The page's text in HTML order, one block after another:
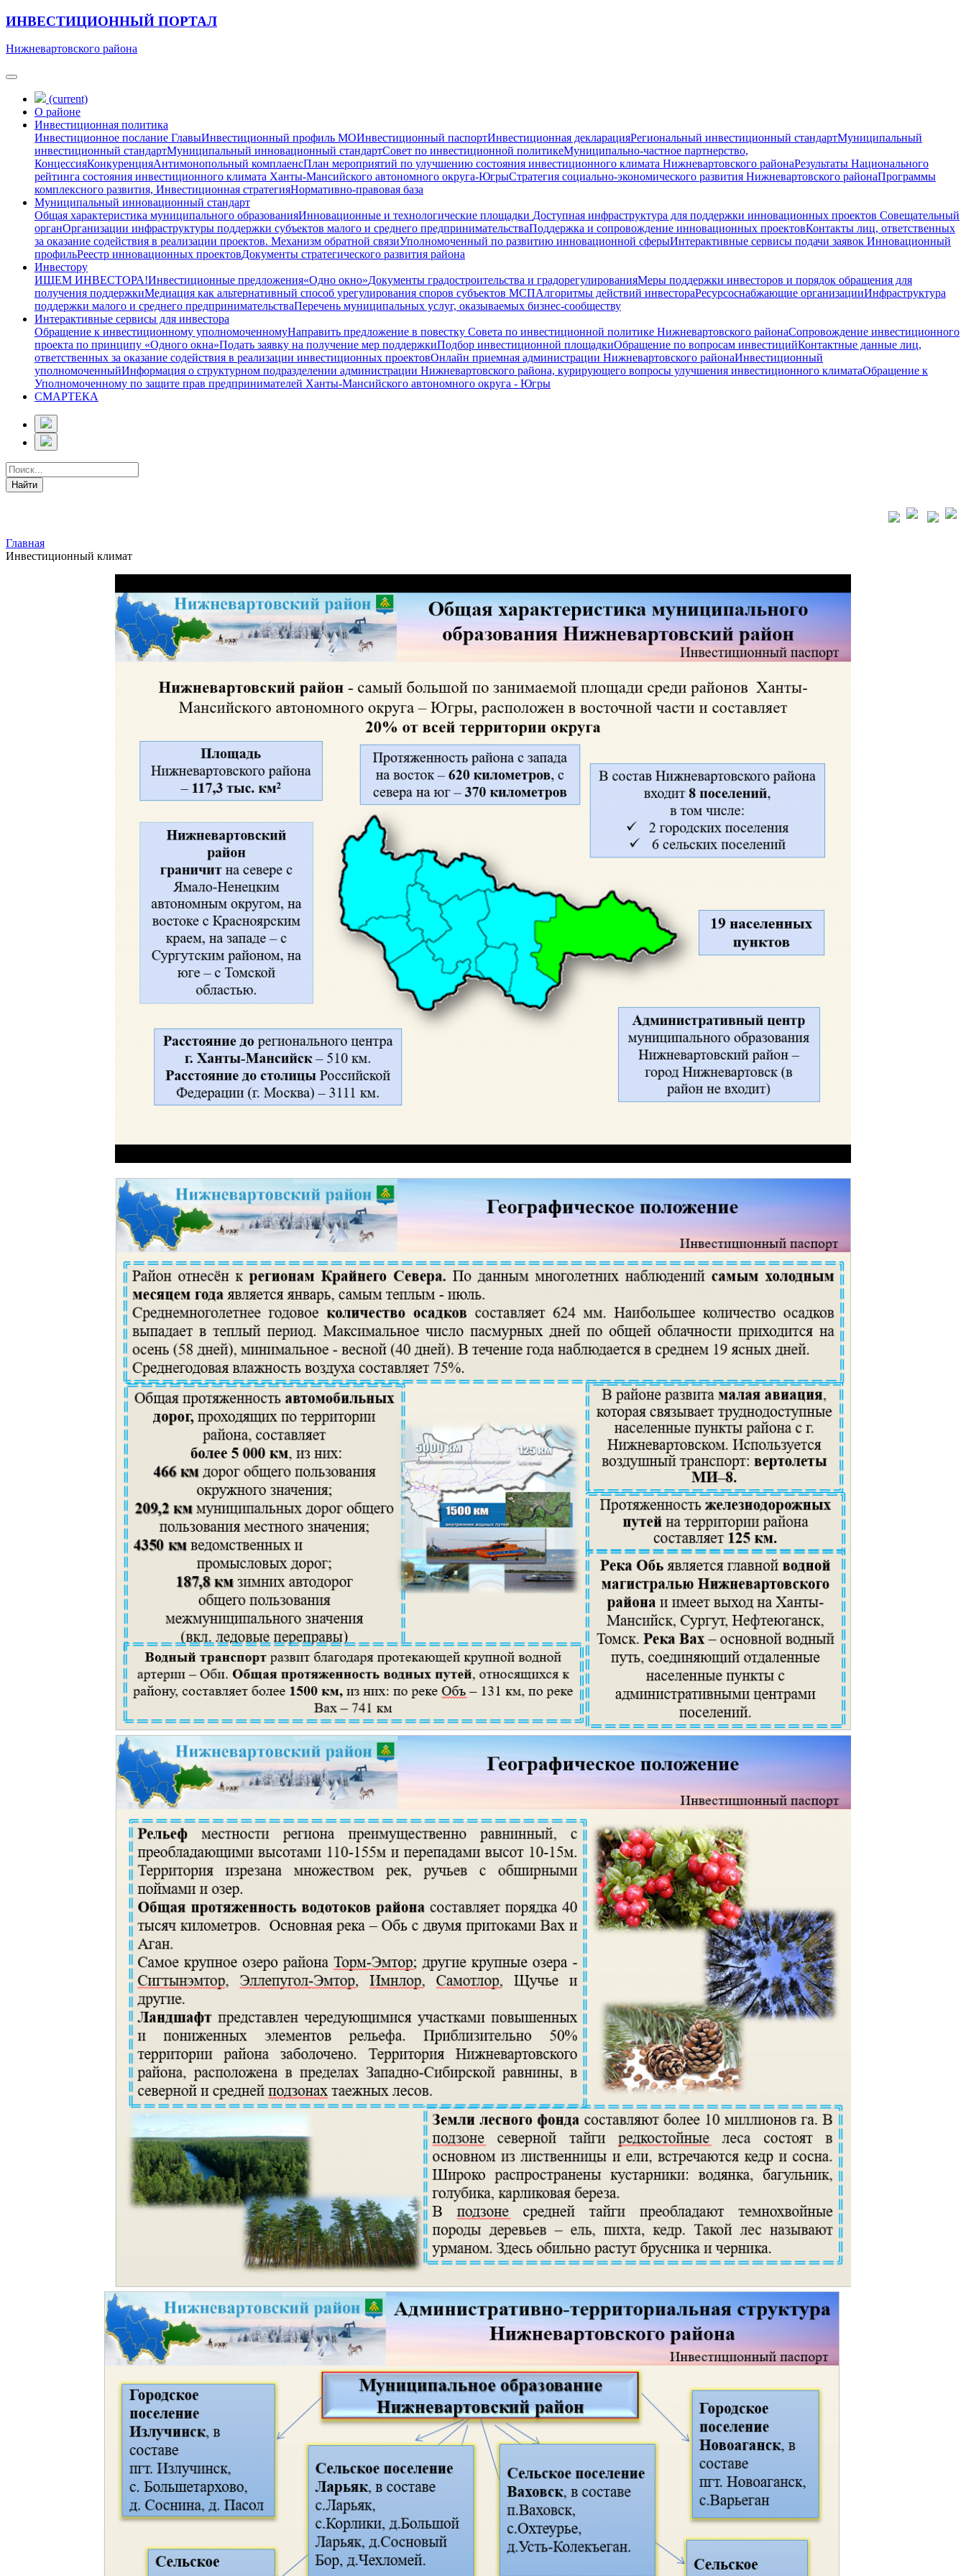
ИНВЕСТИЦИОННЫЙ ПОРТАЛ
Нижневартовского района
(current)
О районе
Инвестиционная политика
Инвестиционное послание ГлавыИнвестиционный профиль МОИнвестиционный паспортИнвестиционная декларацияРегиональный инвестиционный стандартМуниципальный
инвестиционный стандартМуниципальный инновационный стандартСовет по инвестиционной политикеМуниципально-частное партнерство,
КонцессияКонкуренцияАнтимонопольный комплаенсПлан мероприятий по улучшению состояния инвестиционного климата Нижневартовского районаРезультаты Национального
рейтинга состояния инвестиционного климата Ханты-Мансийского автономного округа-ЮгрыСтратегия социально-экономического развития Нижневартовского районаПрограммы
комплексного развития, Инвестиционная стратегияНормативно-правовая база
Муниципальный инновационный стандарт
Общая характеристика муниципального образованияИнновационные и технологические площадки Доступная инфраструктура для поддержки инновационных проектов Совещательный
органОрганизации инфраструктуры поддержки субъектов малого и среднего предпринимательстваПоддержка и сопровождение инновационных проектовКонтакты лиц, ответственных
за оказание содействия в реализации проектов. Механизм обратной связиУполномоченный по развитию инновационной сферыИнтерактивные сервисы подачи заявок Инновационный
профильРеестр инновационных проектовДокументы стратегического развития района
Инвестору
ИЩЕМ ИНВЕСТОРА!Инвестиционные предложения«Одно окно»Документы градостроительства и градорегулированияМеры поддержки инвесторов и порядок обращения для
получения поддержкиМедиация как альтернативный способ урегулирования споров субъектов МСПАлгоритмы действий инвестораРесурсоснабжающие организацииИнфраструктура
поддержки малого и среднего предпринимательстваПеречень муниципальных услуг, оказываемых бизнес-сообществу
Интерактивные сервисы для инвестора
Обращение к инвестиционному уполномоченномуНаправить предложение в повестку Совета по инвестиционной политике Нижневартовского районаСопровождение инвестиционного
проекта по принципу «Одного окна»Подать заявку на получение мер поддержкиПодбор инвестиционной площадкиОбращение по вопросам инвестицийКонтактные данные лиц,
ответственных за оказание содействия в реализации инвестиционных проектовОнлайн приемная администрации Нижневартовского районаИнвестиционный
уполномоченныйИнформация о структурном подразделении администрации Нижневартовского района, курирующего вопросы улучшения инвестиционного климатаОбращение к
Уполномоченному по защите прав предпринимателей Ханты-Мансийского автономного округа - Югры
СМАРТЕКА
Главная
Инвестиционный климат